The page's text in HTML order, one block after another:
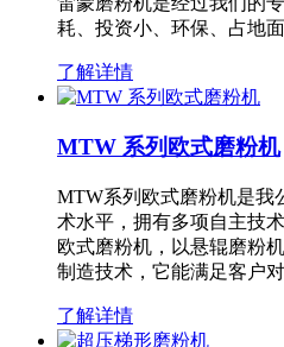
耗、投资小、环保、占地
了解详情
MTW 系列欧式磨粉机
MTW系列欧式磨粉机是我
术水平，拥有多项自主技
欧式磨粉机，以悬辊磨粉
制造技术，它能满足客户
了解详情